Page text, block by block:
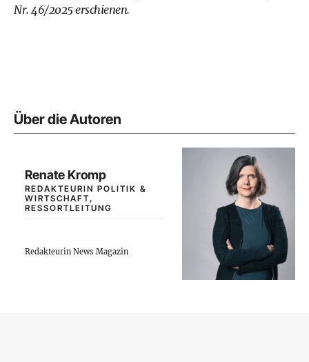
Nr. 46/2025 erschienen.
Über die Autoren
Renate Kromp
REDAKTEURIN POLITIK &
WIRTSCHAFT,
RESSORTLEITUNG
Redakteurin News Magazin